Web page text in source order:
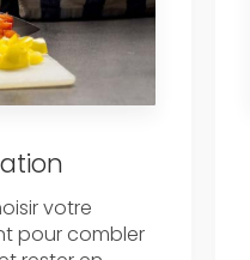
votre
pour combler